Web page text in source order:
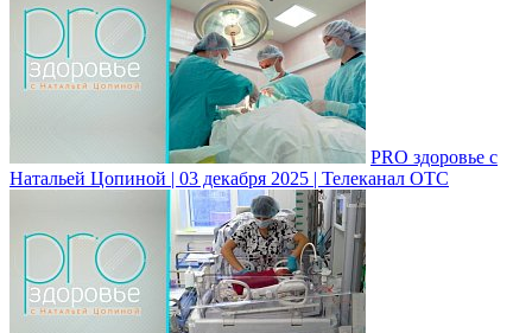
PRO здоровье с
Натальей Цопиной | 03 декабря 2025 | Телеканал ОТС